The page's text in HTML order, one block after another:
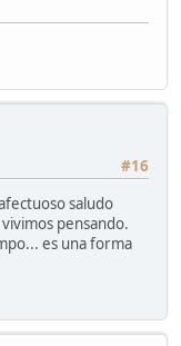
#16
saludo
pensando.
es una forma